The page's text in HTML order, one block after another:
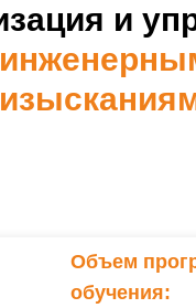
и
Объем
обучения: